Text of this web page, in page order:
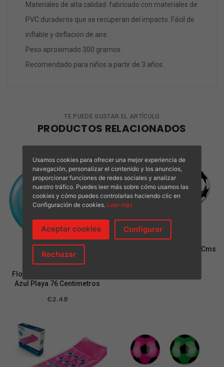
Materiales de alta calidad: fabricado con materiales de
PVC duraderos que se recuperan del impacto. Fácil de
inflable y deflación de aire .
Peso aproximado 300 gramos.
Recomendado para niños a partir de 3 años.
TE PUEDE GUSTAR EL ARTÍCULO
PRODUCTOS RELACIONADOS
2.98de
5
Flotador Hinchable Circular
Azul Playa 76 Centimetros
€2.48
Pelota Balón Estrellas 22 Cms
Usamos cookies para ofrecer una mejor experiencia de
navegación, personalizar el contenido y los anuncios,
proporcionar funciones de redes sociales y analizar
nuestro tráfico. Puedes leer más sobre cómo usamos las
cookies y cómo puedes controlarlas haciendo clic en
Configuración de cookies. Leer más
Aceptar cookies Configurar
Rechazar